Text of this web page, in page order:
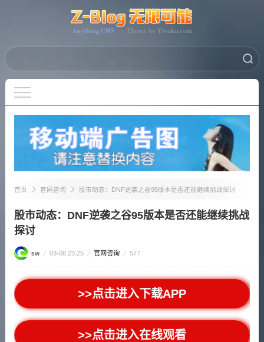
首页 官网咨询 股市动态：DNF逆袭之谷95版本是否还能继续挑战探讨
股市动态：DNF逆袭之谷95版本是否还能继续挑战
探讨
sw 03-08 23:25 官网咨询 577
>>点击进入下载APP
>>点击进入在线观看